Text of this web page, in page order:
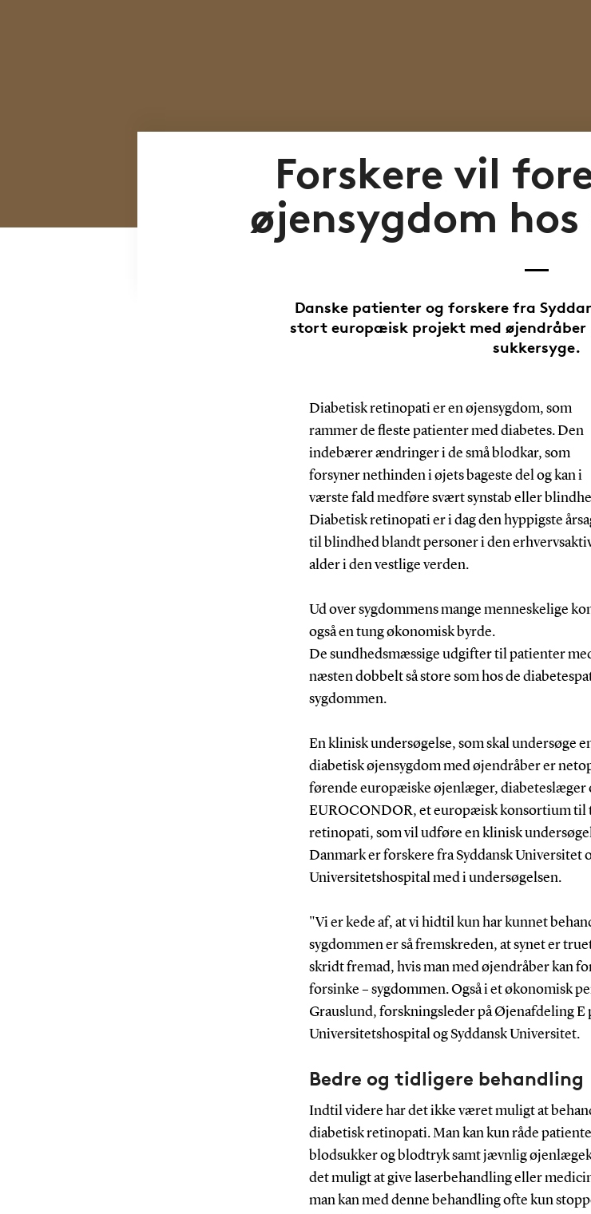
Forskere vil
øjensygdom
Danske patienter og forskere fra
stort europæisk projekt med
sukkersyge.
Diabetisk retinopati er en øjensygdom, som
rammer de fleste patienter med diabetes. Den
indebærer ændringer i de små blodkar, som
forsyner nethinden i øjets bageste del og kan i
værste fald medføre svært synstab eller
Diabetisk retinopati er i dag den hyppigste
til blindhed blandt personer i den
alder i den vestlige verden.
Ud over sygdommens mange menneskelige
også en tung økonomisk byrde.
De sundhedsmæssige udgifter til patienter
næsten dobbelt så store som hos de
sygdommen.
En klinisk undersøgelse, som skal undersøge
diabetisk øjensygdom med øjendråber er
førende europæiske øjenlæger, diabeteslæger
EUROCONDOR, et europæisk konsortium til
retinopati, som vil udføre en klinisk
Danmark er forskere fra Syddansk Universitet
Universitetshospital med i undersøgelsen.
"Vi er kede af, at vi hidtil kun har kunnet
sygdommen er så fremskreden, at synet er
skridt fremad, hvis man med øjendråber kan
forsinke – sygdommen. Også i et økonomisk
Grauslund, forskningsleder på Øjenafdeling E
Universitetshospital og Syddansk Universitet.
Bedre og tidligere behandling
Indtil videre har det ikke været muligt at
diabetisk retinopati. Man kan kun råde
blodsukker og blodtryk samt jævnlig
det muligt at give laserbehandling eller
man kan med denne behandling ofte kun